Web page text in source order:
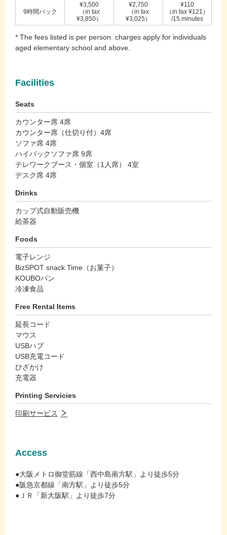
9時間パック
¥3,500
（in tax
¥3,850）
¥2,750
（in tax
¥3,025）
¥110
（in tax ¥121）
/15 minutes
* The fees listed is per person. charges apply for individuals
aged elementary school and above.
Facilities
Seats
カウンター席 4席
カウンター席（仕切り付）4席
ソファ席 4席
ハイバックソファ席 9席
テレワークブース・個室（1人席） 4室
デスク席 4席
Drinks
カップ式自動販売機
給茶器
Foods
電子レンジ
BizSPOT snack Time（お菓子）
KOUBOパン
冷凍食品
Free Rental Items
延長コード
マウス
USBハブ
USB充電コード
ひざかけ
充電器
Printing Servicies
印刷サービス
Access
●大阪メトロ御堂筋線「西中島南方駅」より徒歩5分
●阪急京都線「南方駅」より徒歩5分
●ＪＲ「新大阪駅」より徒歩7分